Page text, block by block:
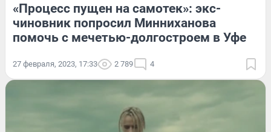
«Процесс пущен на самотек»: экс-
чиновник попросил Минниханова
помочь с мечетью-долгостроем в Уфе
27 февраля, 2023, 17:33 2 789 4